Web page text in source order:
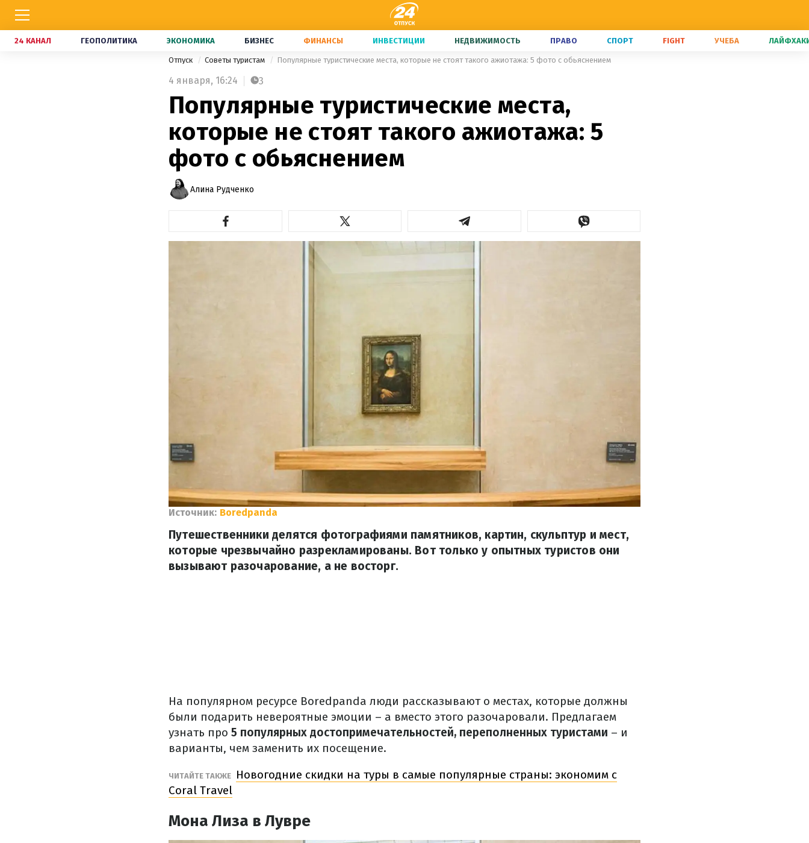
24 КАНАЛ ГЕОПОЛИТИКА ЭКОНОМИКА БИЗНЕС ФИНАНСЫ ИНВЕСТИЦИИ НЕДВИЖИМОСТЬ ПРАВО СПОРТ FIGHT УЧЕБА
Отпуск Советы туристам Популярные туристические места, которые не стоят такого ажиотажа: 5 фото с обьяснением
4 января, 16:24 3
Популярные туристические места,
которые не стоят такого ажиотажа: 5
фото с обьяснением
Алина Рудченко
Источник: Boredpanda
Путешественники делятся фотографиями памятников, картин, скульптур и мест,
которые чрезвычайно разрекламированы. Вот только у опытных туристов они
вызывают разочарование, а не восторг.
На популярном ресурсе Boredpanda люди рассказывают о местах, которые должны
были подарить невероятные эмоции – а вместо этого разочаровали. Предлагаем
узнать про 5 популярных достопримечательностей, переполненных туристами – и
варианты, чем заменить их посещение.
ЧИТАЙТЕ ТАКЖЕ
Новогодние скидки на туры в самые популярные страны: экономим с
Coral Travel
Мона Лиза в Лувре